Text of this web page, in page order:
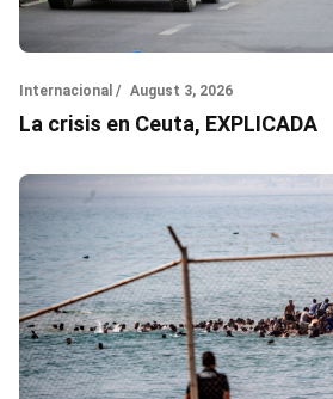
Internacional / August 3, 2026
La crisis en Ceuta, EXPLICADA